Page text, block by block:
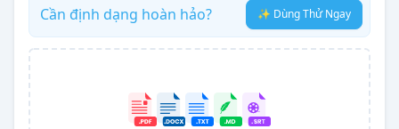
Cần định dạng hoàn hảo? ✨ Dùng Thử Ngay